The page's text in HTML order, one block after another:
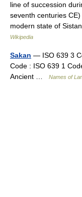
line of succession
seventh centuries
modern state of
Wikipedia
Sakan — ISO 639 3
Code : ISO 639 1
Ancient …
Names of